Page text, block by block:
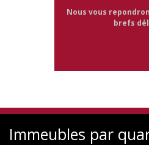
Nous vous
brefs
Immeubles par